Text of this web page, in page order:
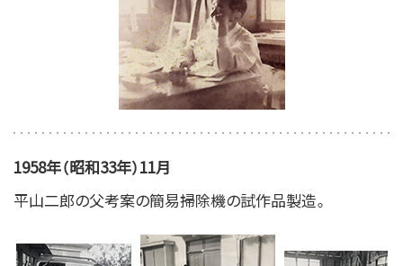
1958年（昭和33年）11月
平山二郎の父考案の簡易掃除機の試作品製造。